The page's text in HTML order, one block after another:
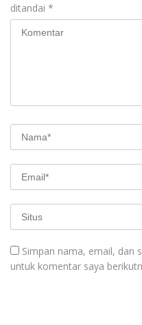
ditandai *
Simpan nama, email, dan
untuk komentar saya